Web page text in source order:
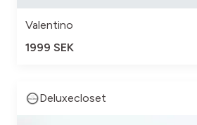
Valentino
1999 SEK
Deluxecloset